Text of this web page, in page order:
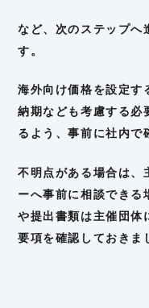
など、次のステップへ
す。
海外向け価格を設定す
納期なども考慮する必
るよう、事前に社内で
不明点がある場合は、
ーへ事前に相談できる
や提出書類は主催団体
要項を確認しておきま